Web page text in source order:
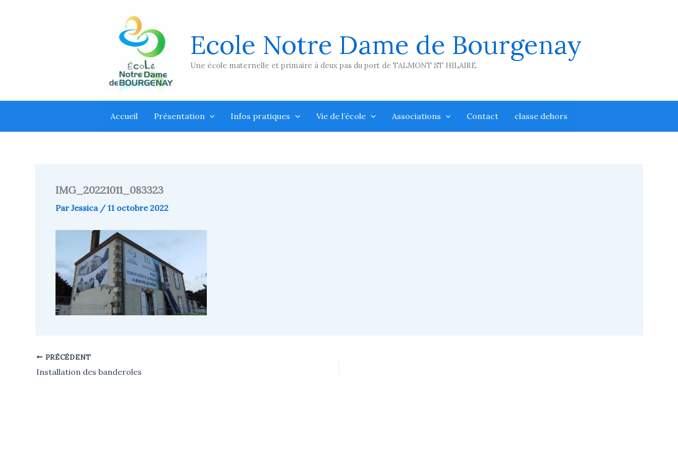
Ecole Notre Dame de Bourgenay
Une école maternelle et primaire à deux pas du port de TALMONT ST HILAIRE
Accueil Présentation Infos pratiques Vie de l’école Associations Contact classe dehors
IMG_20221011_083323
Par Jessica /11 octobre 2022
PRÉCÉDENT
Installation des banderoles